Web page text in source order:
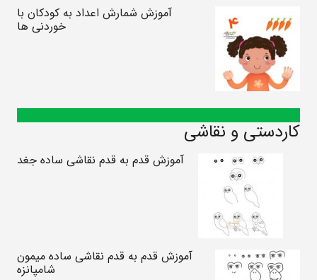
آموزش شمارش اعداد به کودکان با
خوردنی ها
کاردستی و نقاشی
آموزش قدم به قدم نقاشی ساده جغد
آموزش قدم به قدم نقاشی ساده میمون
شامپانزه